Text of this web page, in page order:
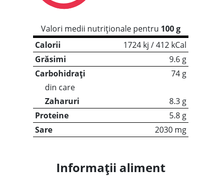
Valori medii nutriționale pentru 100 g
Calorii
1724 kj / 412 kCal
Grăsimi
9.6 g
Carbohidrați
74 g
din care
Zaharuri
8.3 g
Proteine
5.8 g
Sare
2030 mg
Informații aliment